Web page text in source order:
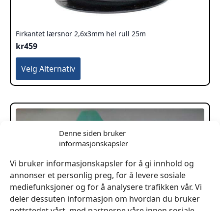
Denne siden bruker
informasjonskapsler
Vi bruker informasjonskapsler for å gi innhold og
annonser et personlig preg, for å levere sosiale
mediefunksjoner og for å analysere trafikken vår. Vi
deler dessuten informasjon om hvordan du bruker
Firkantet lærsnor 2,6x3mm hel rull 25m
kr459
Velg Alternativ
produktet
har
varianter.
produktsiden